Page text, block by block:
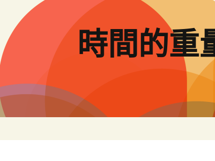
要
內
容
時間的重